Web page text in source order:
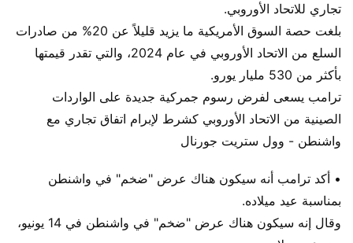
تجاري للاتحاد الأوروبي.
بلغت حصة السوق الأمريكية ما يزيد قليلاً عن 20% من صادرات
السلع من الاتحاد الأوروبي في عام 2024، والتي تقدر قيمتها
بأكثر من 530 مليار يورو.
ترامب يسعى لفرض رسوم جمركية جديدة على الواردات
الصينية من الاتحاد الأوروبي كشرط لإبرام اتفاق تجاري مع
واشنطن - وول ستريت جورنال
• أكد ترامب أنه سيكون هناك عرض "ضخم" في واشنطن
بمناسبة عيد ميلاده.
وقال إنه سيكون هناك عرض "ضخم" في واشنطن في 14 يونيو،